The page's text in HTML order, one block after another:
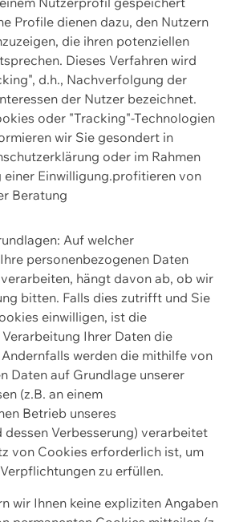
Profile dienen dazu, den Nutzern
die ihren potenziellen
Dieses Verfahren wird
d.h., Nachverfolgung der
der Nutzer bezeichnet.
oder "Tracking"-Technologien
wir Sie gesondert in
oder im Rahmen
einer Einwilligung.profitieren von
Beratung
Auf welcher
personenbezogenen Daten
hängt davon ab, ob wir
bitten. Falls dies zutrifft und Sie
einwilligen, ist die
Ihrer Daten die
werden die mithilfe von
Daten auf Grundlage unserer
(z.B. an einem
Betrieb unseres
dessen Verbesserung) verarbeitet
von Cookies erforderlich ist, um
zu erfüllen.
wir Ihnen keine expliziten Angaben